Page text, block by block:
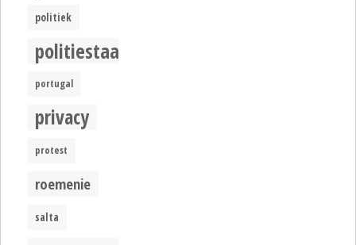
politiek
politiestaat
portugal
privacy
protest
roemenie
salta